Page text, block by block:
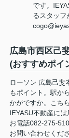
です。
るスタッ
広島市西区己
(おすすめポイ
ローソン 広島己斐
もポイント。駅か
かがですか。こち
IEYASU不動産に
お電話082-275-
お問い合わせくださ